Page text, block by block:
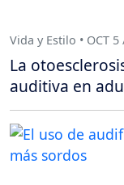
Vida y Estilo • OCT 5
La
auditiva en